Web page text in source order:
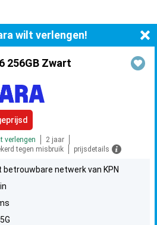
wilt verlengen!
256GB Zwart
verlengen
2 jaar
tegen misbruik
prijsdetails
betrouwbare netwerk van KPN